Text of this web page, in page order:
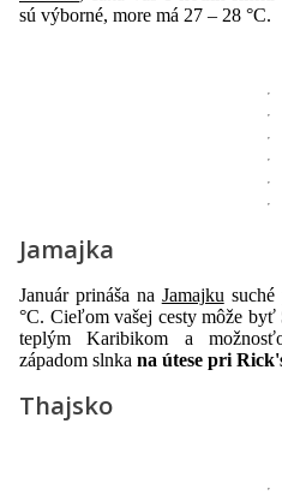
sú výborné, more má 27 – 28 °C.
Jamajka
Január prináša na Jamajku
°C. Cieľom vašej cesty môže byť
teplým Karibikom a
západom slnka na útese pri
Thajsko